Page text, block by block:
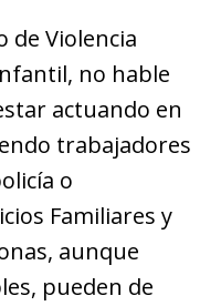
de Violencia
no hable
actuando en
trabajadores
o
Familiares y
aunque
pueden de